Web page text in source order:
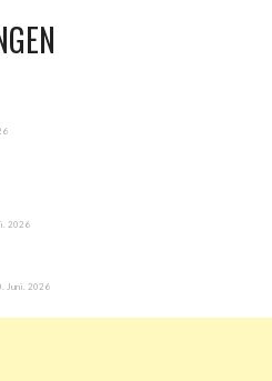
2026
Juni. 2026